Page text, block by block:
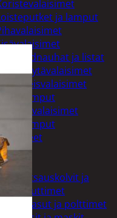
ja lamput
Lednauhat ja listat
Pöytävalaisimet
Yleisvalaisimet
Taskulamput
Työmaavalaisimet
Taskulamput
Hitsauskolvit ja
suuttimet
Kaasut ja polttimet